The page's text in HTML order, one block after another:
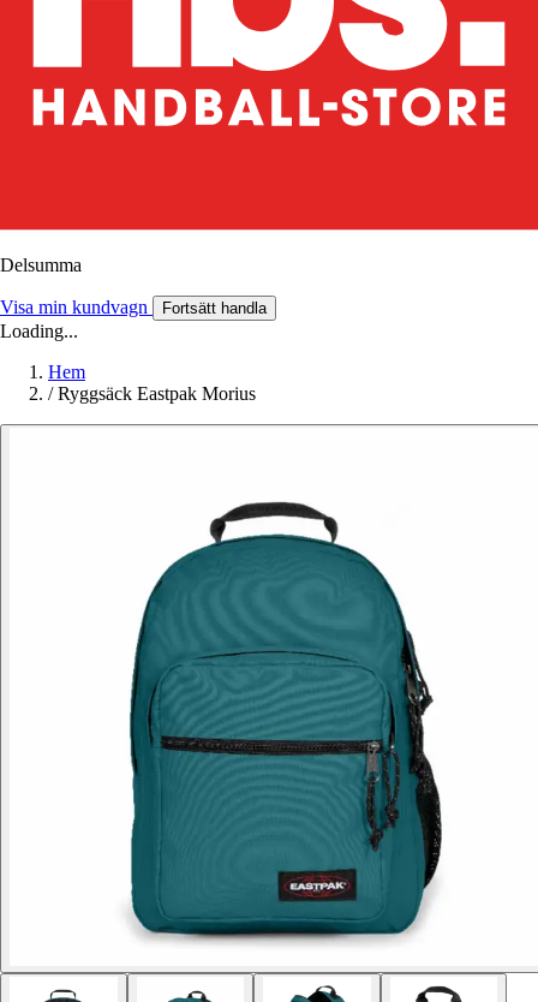
Delsumma
Visa min kundvagn Fortsätt handla
Loading...
Hem
/ Ryggsäck Eastpak Morius